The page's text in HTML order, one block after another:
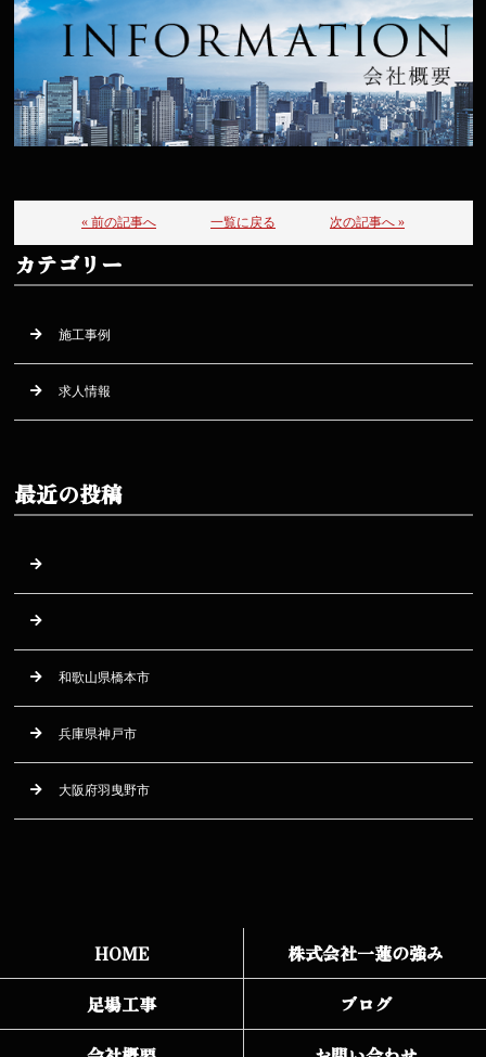
« 前の記事へ 一覧に戻る 次の記事へ »
カテゴリー
施工事例
求人情報
最近の投稿
和歌山県橋本市
兵庫県神戸市
大阪府羽曳野市
HOME
株式会社一蓮の強み
足場工事
ブログ